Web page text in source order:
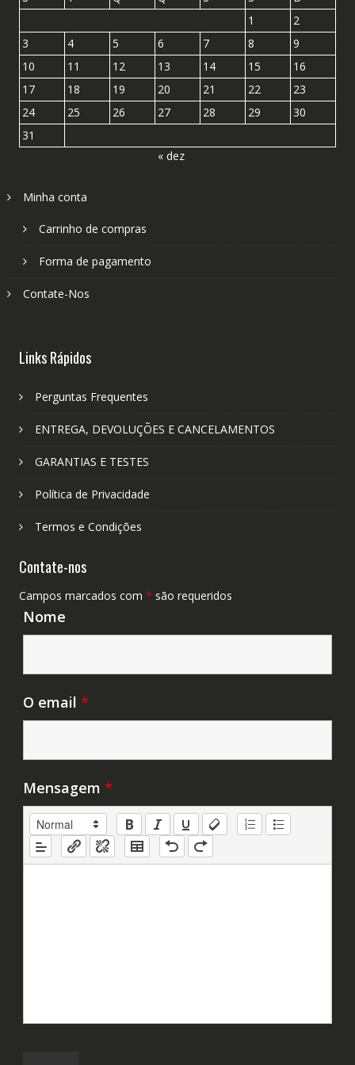
1
2
3
4 5 6 7 8
9
10
11 12 13 14 15
16
17
18 19 20 21 22
23
24
25 26 27 28 29
30
31
« dez
Minha conta
Carrinho de compras
Forma de pagamento
Contate-Nos
Links Rápidos
Perguntas Frequentes
ENTREGA, DEVOLUÇÕES E CANCELAMENTOS
GARANTIAS E TESTES
Política de Privacidade
Termos e Condições
Contate-nos
Campos marcados com * são requeridos
Nome
O email *
Mensagem *